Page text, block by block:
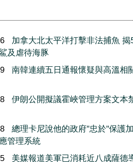
加拿大北太平洋打擊非法捕魚 揭
及虐待海豚
南韓連續五日通報懷疑與高溫相
伊朗公開擬議霍峽管理方案文本
總理卡尼說他的政府''忠於''保護
管理系統
美媒報道美軍已消耗近八成薩德